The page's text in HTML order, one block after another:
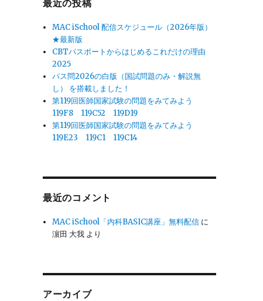
MAC iSchool 配信スケジュール（2026年版）
★最新版
CBTパスポートからはじめるこれだけの理由
2025
パス問2026の白版（国試問題のみ・解説無
し） を搭載しました！
第119回医師国家試験の問題をみてみよう
119F8 119C52 119D19
第119回医師国家試験の問題をみてみよう
119E23 119C1 119C14
最近のコメント
MAC iSchool「内科BASIC講座」無料配信 に
濵田 大我 より
アーカイブ